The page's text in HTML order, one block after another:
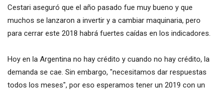
Cestari aseguró que el año pasado fue muy bueno y que
muchos se lanzaron a invertir y a cambiar maquinaria, pero
para cerrar este 2018 habrá fuertes caídas en los indicadores.
Hoy en la Argentina no hay crédito y cuando no hay crédito, la
demanda se cae. Sin embargo, "necesitamos dar respuestas
todos los meses", por eso esperamos tener un 2019 con un